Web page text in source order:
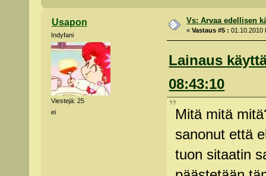
Usapon
Indyfani
Viestejä: 25
ei
Vs: Arvaa edellisen
«Vastaus #5 : 01.10.2010
Lainaus
08:43:10
Mitä mitä
sanonut että
tuon sitaatin